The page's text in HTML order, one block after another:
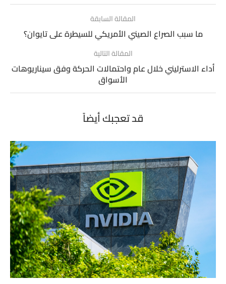
المقالة السابقة
ما سبب الصراع الصيني الأمريكي للسيطرة على تايوان؟
المقالة التالية
أداء الاسترليني خلال عام واحتمالات الحركة وفق سيناريوهات
الأسواق
قد تعجبك أيضاً